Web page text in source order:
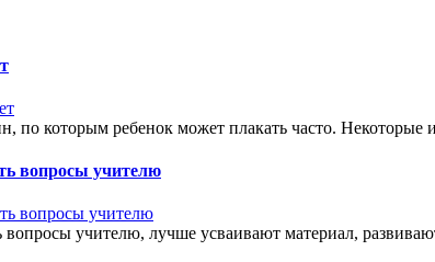
по которым ребенок может плакать часто. Некоторые
вопросы учителю
вопросы учителю, лучше усваивают материал,